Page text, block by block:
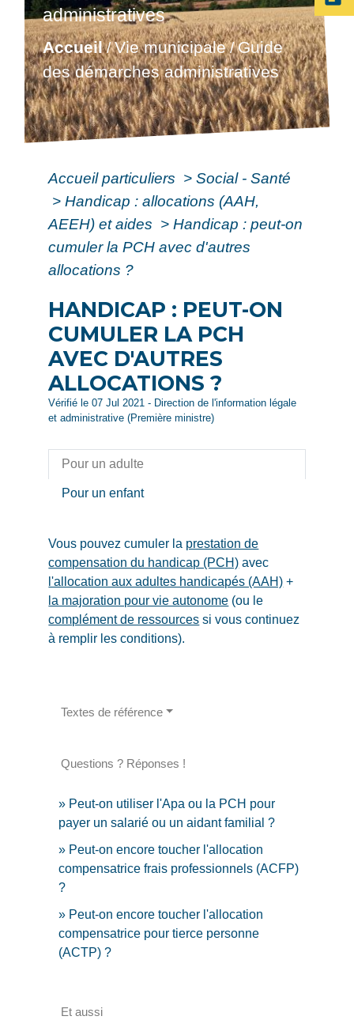
administratives
Accueil/Vie municipale/Guide
des démarches administratives
Accueil particuliers > Social - Santé
> Handicap : allocations (AAH,
AEEH) et aides > Handicap : peut-on
cumuler la PCH avec d'autres
allocations ?
HANDICAP : PEUT-ON
CUMULER LA PCH
AVEC D'AUTRES
ALLOCATIONS ?
Vérifié le 07 Jul 2021 - Direction de l'information légale
et administrative (Première ministre)
Pour un adulte
Pour un enfant
Vous pouvez cumuler la prestation de
compensation du handicap (PCH) avec
l'allocation aux adultes handicapés (AAH) +
la majoration pour vie autonome (ou le
complément de ressources si vous continuez
à remplir les conditions).
Textes de référence
Questions ? Réponses !
Peut-on utiliser l'Apa ou la PCH pour
payer un salarié ou un aidant familial ?
Peut-on encore toucher l'allocation
compensatrice frais professionnels (ACFP)
?
Peut-on encore toucher l'allocation
compensatrice pour tierce personne
(ACTP) ?
Et aussi